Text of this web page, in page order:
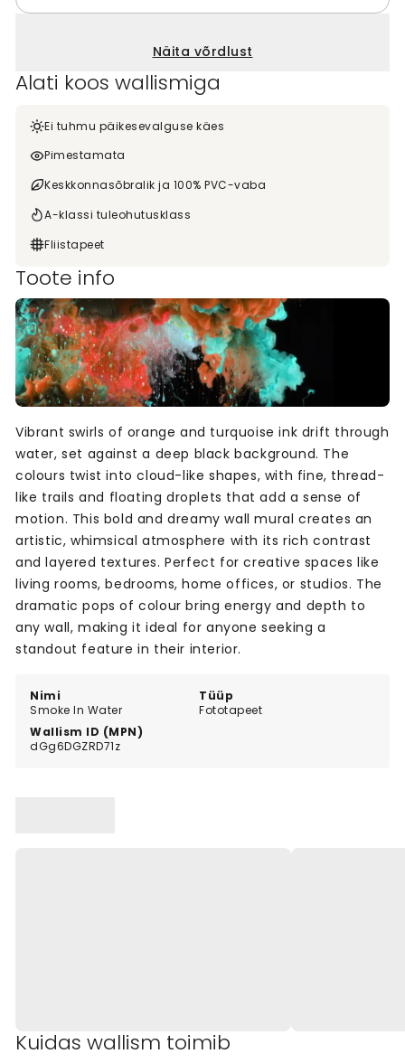
Näita võrdlust
Alati koos wallismiga
Ei tuhmu päikesevalguse käes
Pimestamata
Keskkonnasõbralik ja 100% PVC-vaba
A-klassi tuleohutusklass
Fliistapeet
Toote info
Nimi
Smoke In Water
Tüüp
Fototapeet
Wallism ID (MPN)
dGg6DGZRD71z
Vibrant swirls of orange and turquoise ink drift through
water, set against a deep black background. The
colours twist into cloud-like shapes, with fine, thread-
like trails and floating droplets that add a sense of
motion. This bold and dreamy wall mural creates an
artistic, whimsical atmosphere with its rich contrast
and layered textures. Perfect for creative spaces like
living rooms, bedrooms, home offices, or studios. The
dramatic pops of colour bring energy and depth to
any wall, making it ideal for anyone seeking a
standout feature in their interior.
Kuidas wallism toimib